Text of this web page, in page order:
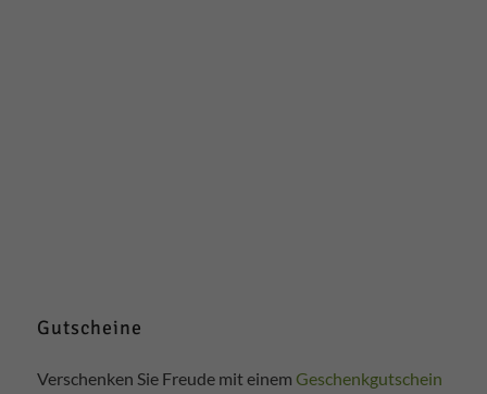
Gutscheine
Verschenken Sie Freude mit einem Geschenkgutschein